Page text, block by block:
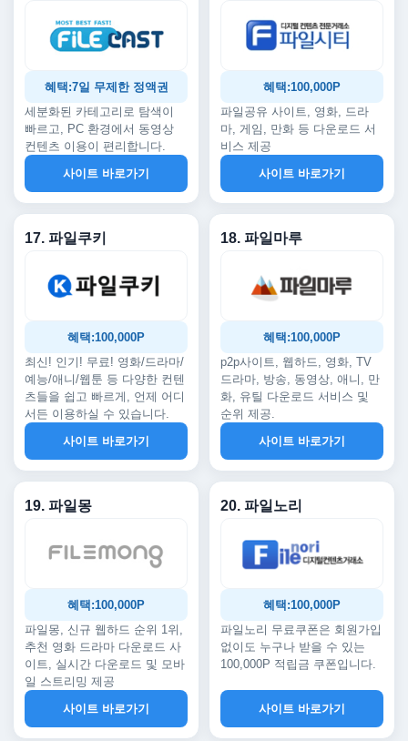
혜택:7일 무제한 정액권
세분화된 카테고리로 탐색이
빠르고, PC 환경에서 동영상
컨텐츠 이용이 편리합니다.
사이트 바로가기
혜택:100,000P
파일공유 사이트, 영화, 드라
마, 게임, 만화 등 다운로드 서
비스 제공
사이트 바로가기
17. 파일쿠키
혜택:100,000P
최신! 인기! 무료! 영화/드라마/
예능/애니/웹툰 등 다양한 컨텐
츠들을 쉽고 빠르게, 언제 어디
서든 이용하실 수 있습니다.
사이트 바로가기
18. 파일마루
혜택:100,000P
p2p사이트, 웹하드, 영화, TV
드라마, 방송, 동영상, 애니, 만
화, 유틸 다운로드 서비스 및
순위 제공.
사이트 바로가기
19. 파일몽
혜택:100,000P
파일몽, 신규 웹하드 순위 1위,
추천 영화 드라마 다운로드 사
이트, 실시간 다운로드 및 모바
일 스트리밍 제공
사이트 바로가기
20. 파일노리
혜택:100,000P
파일노리 무료쿠폰은 회원가입
없이도 누구나 받을 수 있는
100,000P 적립금 쿠폰입니다.
사이트 바로가기